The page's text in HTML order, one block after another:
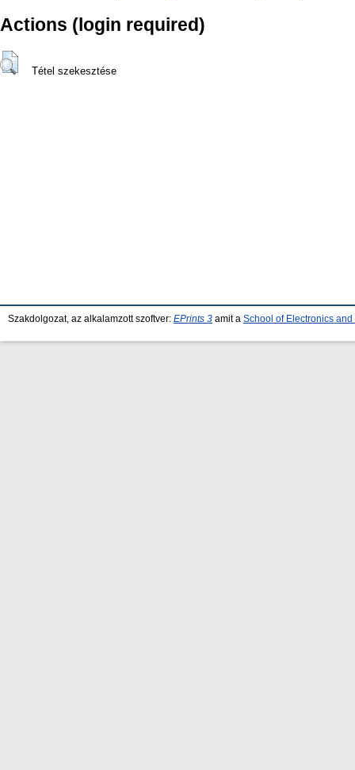
Actions (login required)
Tétel szekesztése
Szakdolgozat, az alkalamzott szoftver: EPrints 3 amit a School of Electronics